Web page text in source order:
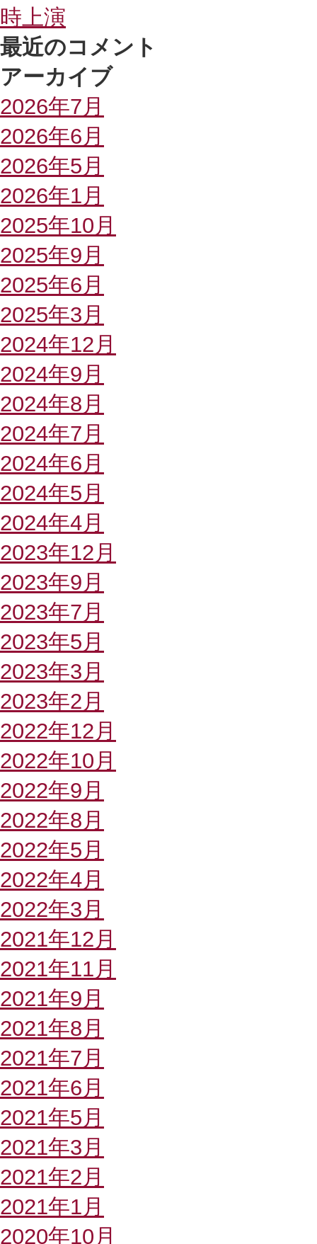
時上演
最近のコメント
アーカイブ
2026年7月
2026年6月
2026年5月
2026年1月
2025年10月
2025年9月
2025年6月
2025年3月
2024年12月
2024年9月
2024年8月
2024年7月
2024年6月
2024年5月
2024年4月
2023年12月
2023年9月
2023年7月
2023年5月
2023年3月
2023年2月
2022年12月
2022年10月
2022年9月
2022年8月
2022年5月
2022年4月
2022年3月
2021年12月
2021年11月
2021年9月
2021年8月
2021年7月
2021年6月
2021年5月
2021年3月
2021年2月
2021年1月
2020年10月